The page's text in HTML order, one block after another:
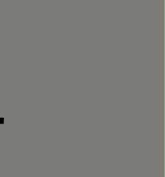
verbraucher
lammertzhof/
www.youtube.com/
Externer Link zu https://